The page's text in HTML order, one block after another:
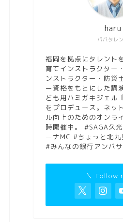
パパタレ
haru
福岡を拠点にタレント
育てインストラクター
ンストラクター・防災
ー資格をもとにした講
ども用ハミガキジェル
をプロデュース。ネッ
ル向上のためのオンラ
時開催中。 #SAGA久
ーナMC #ちょっと北
#みんなの銀行アンバ
＼ Follow